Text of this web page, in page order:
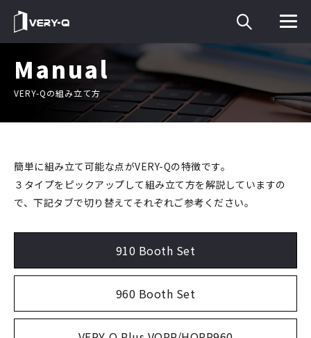
Manual
VERY-Qの組み立て方
簡単に組み立て可能な点がVERY-Qの特徴です。
３タイプをピックアップして組み立て方を解説していますの
で、下記タブで切り替えてそれぞれご参考ください。
910 Booth Set
960 Booth Set